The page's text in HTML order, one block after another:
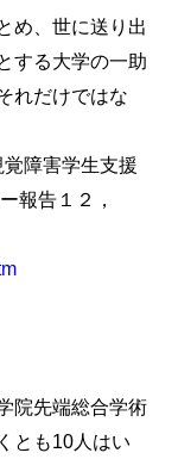
め、世に送り出
する大学の一助
れだけではな
障害学生支援
報告１２，
院先端総合学術
とも10人はい